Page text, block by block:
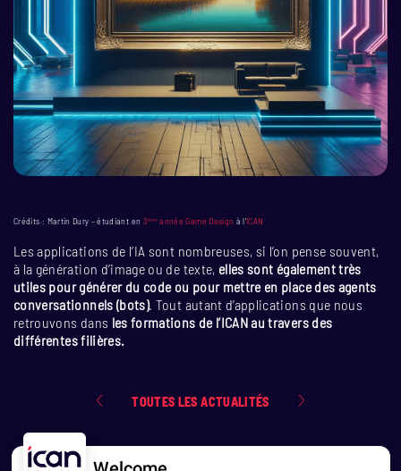
Crédits : Martin Dury – étudiant en 3ème année Game Design à l’ICAN
Les applications de l’IA sont nombreuses, si l’on pense souvent,
à la génération d’image ou de texte, elles sont également très
utiles pour générer du code ou pour mettre en place des agents
conversationnels (bots). Tout autant d’applications que nous
retrouvons dans les formations de l’ICAN au travers des
différentes filières.
TOUTES LES ACTUALITÉS